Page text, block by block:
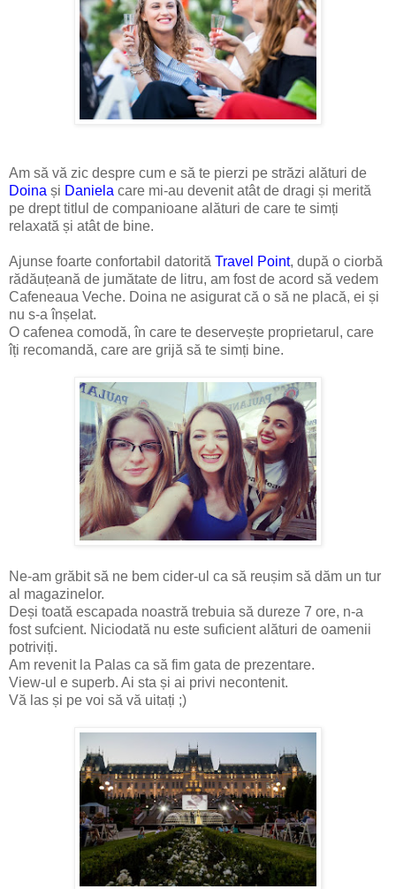
Am să vă zic despre cum e să te pierzi pe străzi alături de
Doina și Daniela care mi-au devenit atât de dragi și merită
pe drept titlul de companioane alături de care te simți
relaxată și atât de bine.
Ajunse foarte confortabil datorită Travel Point, după o ciorbă
rădăuțeană de jumătate de litru, am fost de acord să vedem
Cafeneaua Veche. Doina ne asigurat că o să ne placă, ei și
nu s-a înșelat.
O cafenea comodă, în care te deservește proprietarul, care
îți recomandă, care are grijă să te simți bine.
Ne-am grăbit să ne bem cider-ul ca să reușim să dăm un tur
al magazinelor.
Deși toată escapada noastră trebuia să dureze 7 ore, n-a
fost sufcient. Niciodată nu este suficient alături de oamenii
potriviți.
Am revenit la Palas ca să fim gata de prezentare.
View-ul e superb. Ai sta și ai privi necontenit.
Vă las și pe voi să vă uitați ;)